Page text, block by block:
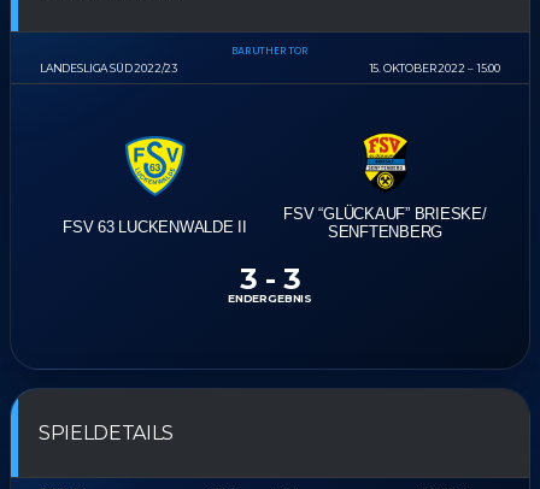
LANDESLIGA SÜD 2022/23
BARUTHER TOR
15. OKTOBER 2022 15:00
FSV 63 LUCKENWALDE II
FSV “GLÜCKAUF” BRIESKE/​
SENFTENBERG
3 - 3
ENDERGEBNIS
SPIELDETAILS